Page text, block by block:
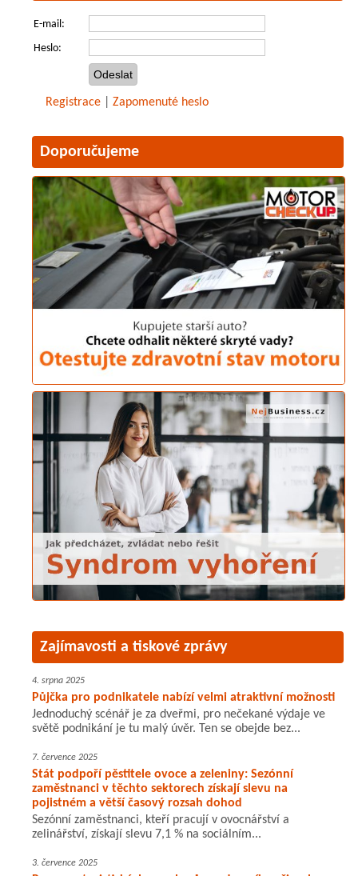
E-mail:
Heslo:
Registrace Zapomenuté heslo
Doporučujeme
Zajímavosti a tiskové zprávy
4. srpna 2025
Půjčka pro podnikatele nabízí velmi atraktivní možnosti
Jednoduchý scénář je za dveřmi, pro nečekané výdaje ve
světě podnikání je tu malý úvěr. Ten se obejde bez...
7. července 2025
Stát podpoří pěstitele ovoce a zeleniny: Sezónní
zaměstnanci v těchto sektorech získají slevu na
pojistném a větší časový rozsah dohod
Sezónní zaměstnanci, kteří pracují v ovocnářství a
zelinářství, získají slevu 7,1 % na sociálním...
3. července 2025